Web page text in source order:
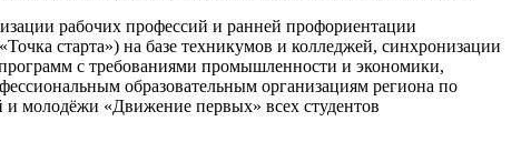
рабочих профессий и ранней профориентации
старта») на базе техникумов и колледжей, синхронизации
с требованиями промышленности и экономики,
образовательным организациям региона по
и молодёжи «Движение первых» всех студентов